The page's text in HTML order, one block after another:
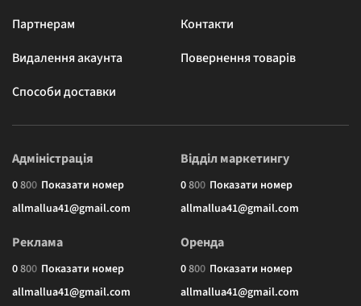
Партнерам
Контакти
Видалення акаунта
Повернення товарів
Способи доставки
Адміністрація
0800 Показати номер
allmallua41@gmail.com
Відділ маркетингу
0800 Показати номер
allmallua41@gmail.com
Реклама
0800 Показати номер
allmallua41@gmail.com
Оренда
0800 Показати номер
allmallua41@gmail.com